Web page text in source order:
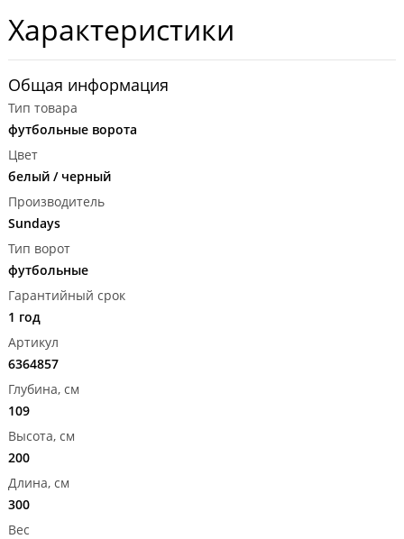
Характеристики
Общая информация
Тип товара
футбольные ворота
Цвет
белый / черный
Производитель
Sundays
Тип ворот
футбольные
Гарантийный срок
1 год
Артикул
6364857
Глубина, см
109
Высота, см
200
Длина, см
300
Вес